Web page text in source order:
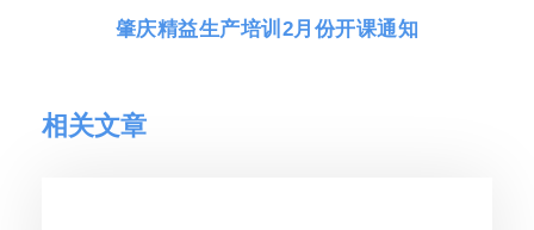
肇庆精益生产培训2月份开课通知
相关文章